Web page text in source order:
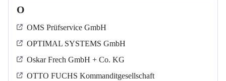
O
OMS Prüfservice GmbH
OPTIMAL SYSTEMS GmbH
Oskar Frech GmbH + Co. KG
OTTO FUCHS Kommanditgesellschaft